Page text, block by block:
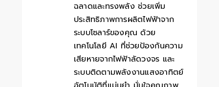
ฉลาดและทรงพลัง ช่วยเพิ่ม
ประสิทธิภาพการผลิตไฟฟ้าจาก
ระบบโซลาร์ของคุณ ด้วย
เทคโนโลยี AI ที่ช่วยป้องกันความ
เสียหายจากไฟฟ้าลัดวงจร และ
ระบบติดตามพลังงานแสงอาทิตย์